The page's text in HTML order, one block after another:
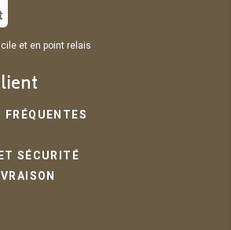
et en point relais
FRÉQUENTES
SÉCURITÉ